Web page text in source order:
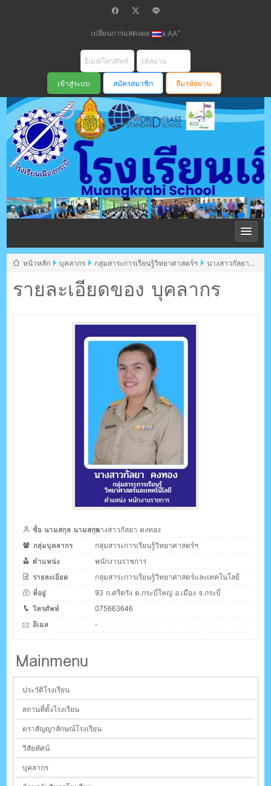
เปลี่ยนการแสดงผล A-AA+
สมัครสมาชิก ลืมรหัสผ่าน
โรงเรียนเมือง
กระบี่ สพม
ตรัง กระบี่
รายละเอียดของ บุคลากร
หน้าหลัก บุคลากร กลุ่มสาระการเรียนรู้วิทยาศาสตร์ฯ
นางสาวกัลยา
ชื่อ นามสกุล นามสกุลนางสาวกัลยา คงทอง
กลุ่มบุคลากร
กลุ่มสาระการเรียนรู้วิทยาศาสตร์ฯ
ตำแหน่ง
พนักงานราชการ
รายละเอียด
กลุ่มสาระการเรียนรู้วิทยาศาสตร์และเทคโนโลยี
ที่อยู่
93 ถ.ศรีตรัง ต.กระบี่ใหญ่ อ.เมือง จ.กระบี่
โทรศัพท์
075663646
อีเมล
-
Mainmenu
ประวัติโรงเรียน
สถานที่ตั้งโรงเรียน
ตราสัญญาลักษณ์โรงเรียน
วิสัยทัศน์
บุคลากร